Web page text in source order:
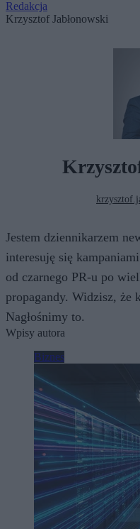
Redakcja
Krzysztof Jabłonowski
Jestem dziennikarzem
interesuję się
od czarnego PR-u po
propagandy. Widzisz, że
Nagłośnimy to.
Wpisy autora
Biznes